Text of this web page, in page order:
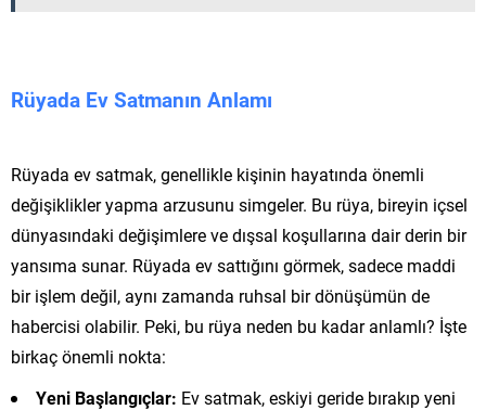
Rüyada Ev Satmanın Anlamı
Rüyada ev satmak, genellikle kişinin hayatında önemli
değişiklikler yapma arzusunu simgeler. Bu rüya, bireyin içsel
dünyasındaki değişimlere ve dışsal koşullarına dair derin bir
yansıma sunar. Rüyada ev sattığını görmek, sadece maddi
bir işlem değil, aynı zamanda ruhsal bir dönüşümün de
habercisi olabilir. Peki, bu rüya neden bu kadar anlamlı? İşte
birkaç önemli nokta:
Yeni Başlangıçlar: Ev satmak, eskiyi geride bırakıp yeni